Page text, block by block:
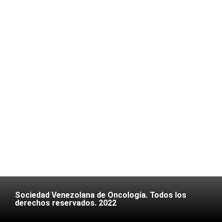
Sociedad Venezolana de Oncología. Todos los
derechos reservados. 2022